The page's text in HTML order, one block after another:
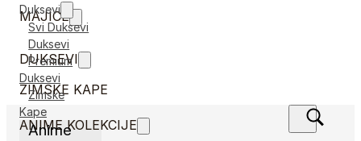
Duksevi
Svi Duksevi
Duksevi
Premium
Duksevi
Zimske
Kape
Anime
MAJICE
DUKSEVI
ZIMSKE KAPE
ANIME KOLEKCIJE